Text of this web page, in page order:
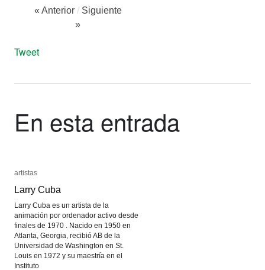
« Anterior / Siguiente
»
Tweet
En esta entrada
artistas
Larry Cuba
Larry Cuba es un artista de la
animación por ordenador activo desde
finales de 1970 . Nacido en 1950 en
Atlanta, Georgia, recibió AB de la
Universidad de Washington en St.
Louis en 1972 y su maestría en el
Instituto
artistas
Larry Cuba